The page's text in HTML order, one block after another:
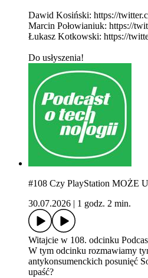
Dawid Kosiński: ⁠⁠⁠⁠⁠⁠⁠⁠⁠⁠⁠⁠⁠⁠⁠⁠⁠⁠⁠⁠⁠⁠⁠⁠⁠⁠⁠⁠⁠⁠⁠⁠⁠⁠⁠⁠⁠⁠⁠⁠⁠⁠⁠⁠⁠⁠⁠⁠⁠⁠⁠⁠⁠⁠⁠⁠⁠⁠⁠⁠⁠⁠⁠⁠⁠⁠⁠⁠⁠⁠⁠⁠⁠⁠⁠⁠⁠⁠⁠⁠⁠⁠⁠⁠⁠⁠⁠⁠⁠⁠⁠⁠⁠⁠⁠https://
Marcin Połowianiuk: ⁠⁠⁠⁠⁠⁠⁠⁠⁠⁠⁠⁠⁠⁠⁠⁠⁠⁠⁠⁠⁠⁠⁠⁠⁠⁠⁠⁠⁠⁠⁠⁠⁠⁠⁠⁠⁠⁠⁠⁠⁠⁠⁠⁠⁠⁠⁠⁠⁠⁠⁠⁠⁠⁠⁠⁠⁠⁠⁠⁠⁠⁠⁠⁠⁠⁠⁠⁠⁠⁠⁠⁠⁠⁠⁠⁠⁠⁠⁠⁠⁠⁠⁠⁠⁠⁠⁠⁠⁠⁠⁠⁠⁠⁠⁠https://
Łukasz Kotkowski: ⁠⁠⁠⁠⁠⁠⁠⁠⁠⁠⁠⁠⁠⁠⁠⁠⁠⁠⁠⁠⁠⁠⁠⁠⁠⁠⁠⁠⁠⁠⁠⁠⁠⁠⁠⁠⁠⁠⁠⁠⁠⁠⁠⁠⁠⁠⁠⁠⁠⁠⁠⁠⁠⁠⁠⁠⁠⁠⁠⁠⁠⁠⁠⁠⁠⁠⁠⁠⁠⁠⁠⁠⁠⁠⁠⁠⁠⁠⁠⁠⁠⁠⁠⁠⁠⁠⁠⁠⁠⁠⁠⁠⁠⁠⁠https://
Do usłyszenia!
#108 Czy PlayStation MOŻE
30.07.2026
1 godz. 2 min.
Witajcie w 108. odcinku
W tym odcinku rozmawiamy
antykonsumenckich posunięć
upaść?